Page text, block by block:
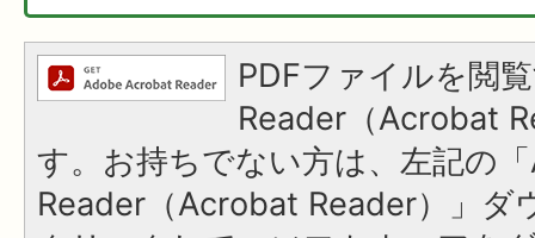
PDFファイルを閲
Reader（Acrobat
す。お持ちでない方は、左記の
Reader（Acrobat Reader）」ダ